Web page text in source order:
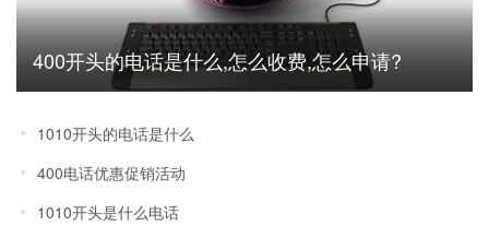
400开头的电话是什么,怎么收费,怎么申请?
1010开头的电话是什么
400电话优惠促销活动
1010开头是什么电话